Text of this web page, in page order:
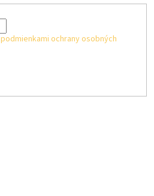
podmienkami ochrany osobných